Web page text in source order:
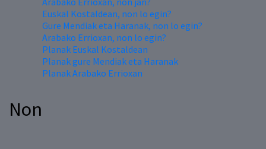
Euskal Kostaldean, non lo egin?
Gure Mendiak eta Haranak, non lo egin?
Arabako Errioxan, non lo egin?
Planak Euskal Kostaldean
Planak gure Mendiak eta Haranak
Planak Arabako Errioxan
Non